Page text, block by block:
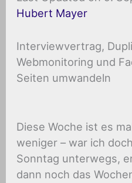
Hubert Mayer
Interviewvertrag,
Webmonitoring und
Seiten umwandeln
Diese Woche ist es
weniger – war ich
Sonntag unterwegs,
dann noch das